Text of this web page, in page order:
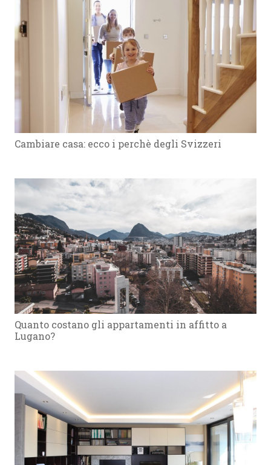
Cambiare casa: ecco i perchè degli Svizzeri
Quanto costano gli appartamenti in affitto a
Lugano?